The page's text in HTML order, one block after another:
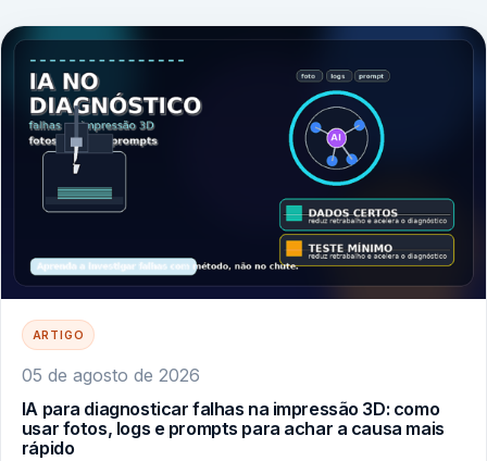
ARTIGO
05 de agosto de 2026
IA para diagnosticar falhas na impressão 3D: como
usar fotos, logs e prompts para achar a causa mais
rápido